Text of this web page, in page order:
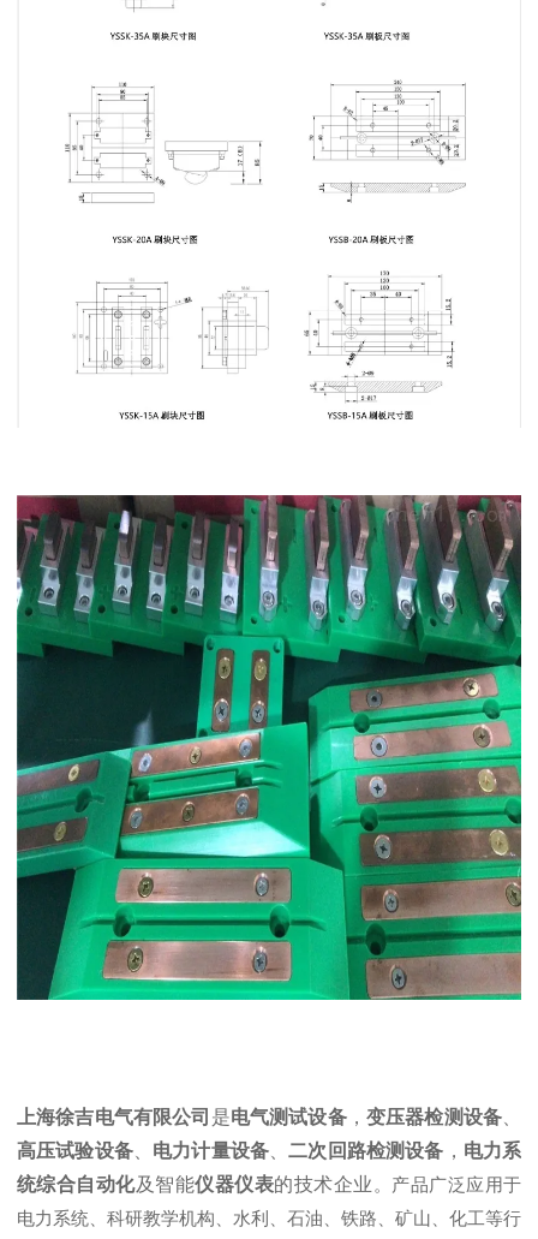
上海徐吉电气有限公司 是电气测试设备， 变压器检测设备
高压试验设备、 电力计量设备 、二次回路检测设备 ， 电力系
统综合自动化及智能仪器仪表的技术企业 。产品广泛应用于
电力系统、科研教学机构、水利、石油、铁路、矿山、化工等行